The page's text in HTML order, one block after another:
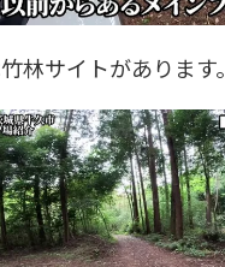
林サイトがあります。